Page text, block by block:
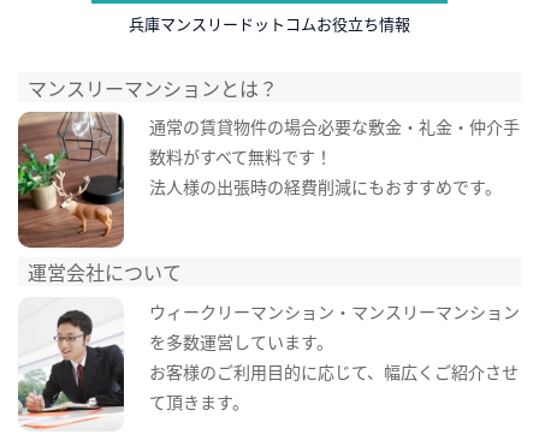
兵庫マンスリードットコムお役立ち情報
マンスリーマンションとは？
通常の賃貸物件の場合必要な敷金・礼金・仲介手
数料がすべて無料です！
法人様の出張時の経費削減にもおすすめです。
運営会社について
ウィークリーマンション・マンスリーマンション
を多数運営しています。
お客様のご利用目的に応じて、幅広くご紹介させ
て頂きます。